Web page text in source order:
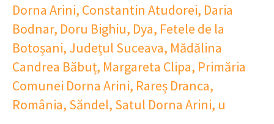
Dorna Arini, Constantin Atudorei, Daria
Bodnar, Doru Bighiu, Dya, Fetele de la
Botoșani, Județul Suceava, Mădălina
Candrea Băbuț, Margareta Clipa, Primăria
Comunei Dorna Arini, Rareș Dranca,
România, Săndel, Satul Dorna Arini, u